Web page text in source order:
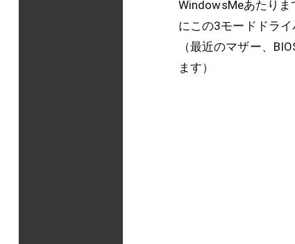
WindowsMeあたりま
にこの3モードドライ
（最近のマザー、
ます）